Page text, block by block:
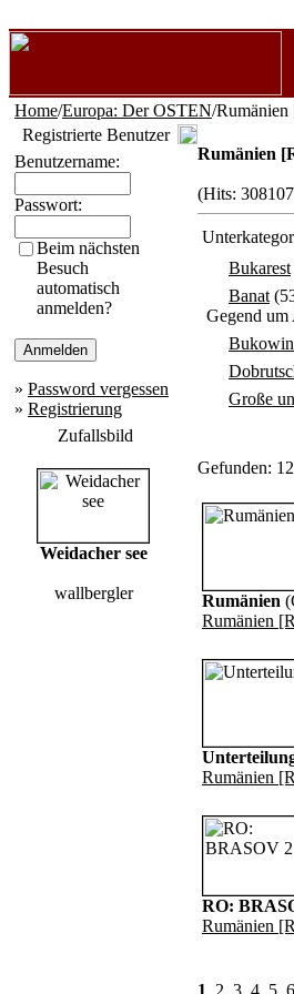
Home/Europa: Der OSTEN/
Registrierte Benutzer
Benutzername:
Passwort:
Beim nächsten
Besuch
automatisch
anmelden?
» Password vergessen
» Registrierung
Zufallsbild
Weidacher see
wallbergler
Rumänien
(Hits:
Bukarest
Banat
Gegend um
Große
Gefunden:
Rumänien
Rumänien
Rumänien
RO:
Rumänien
1 2 3 4 5 6